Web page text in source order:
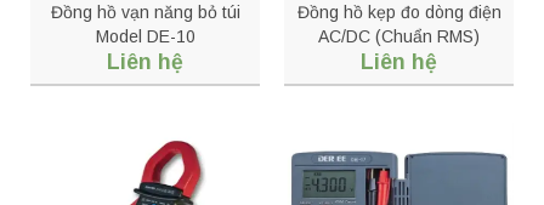
Đồng hồ vạn năng bỏ túi
Model DE-10
Liên hệ
Đồng hồ kẹp đo dòng điện
AC/DC (Chuẩn RMS)
Model: PROVA A11
Liên hệ